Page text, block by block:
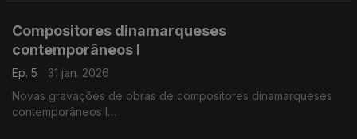
Compositores dinamarqueses
contemporâneos I
Ep. 5
31 jan. 2026
Novas gravações de obras de compositores dinamarqueses
contemporâneos I